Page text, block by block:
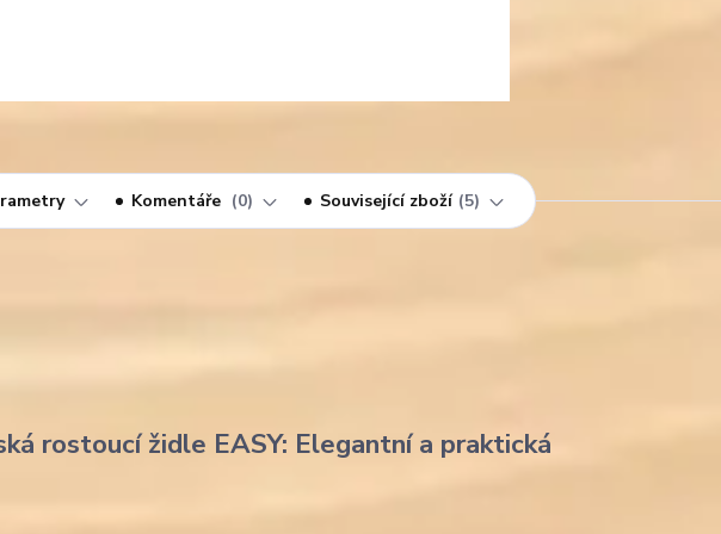
Komentáře 0 Související zboží 5
rostoucí židle EASY: Elegantní a praktická